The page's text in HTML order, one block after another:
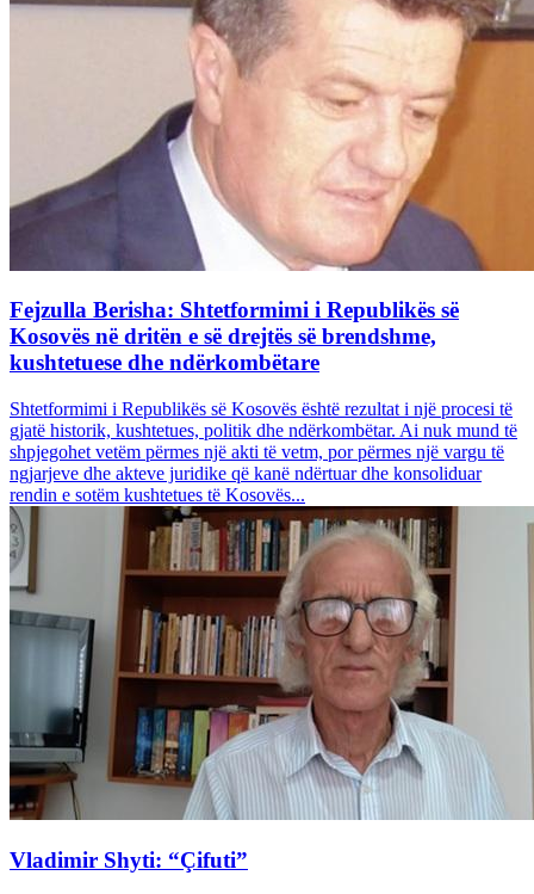
Fejzulla Berisha: Shtetformimi i Republikës së
Kosovës në dritën e së drejtës së brendshme,
kushtetuese dhe ndërkombëtare
Shtetformimi i Republikës së Kosovës është rezultat i një procesi të
gjatë historik, kushtetues, politik dhe ndërkombëtar. Ai nuk mund të
shpjegohet vetëm përmes një akti të vetm, por përmes një vargu të
ngjarjeve dhe akteve juridike që kanë ndërtuar dhe konsoliduar
rendin e sotëm kushtetues të Kosovës...
Vladimir Shyti: “Çifuti”